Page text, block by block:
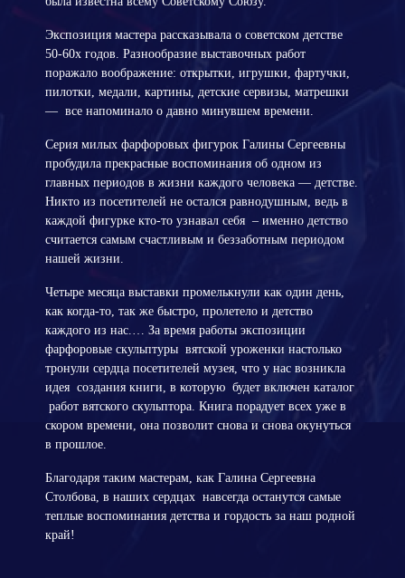
Экспозиция мастера рассказывала о советском детстве
50-60х годов. Разнообразие выставочных работ
поражало воображение: открытки, игрушки, фартучки,
пилотки, медали, картины, детские сервизы, матрешки
— все напоминало о давно минувшем времени.
Серия милых фарфоровых фигурок Галины Сергеевны
пробудила прекрасные воспоминания об одном из
главных периодов в жизни каждого человека — детстве.
Никто из посетителей не остался равнодушным, ведь в
каждой фигурке кто-то узнавал себя – именно детство
считается самым счастливым и беззаботным периодом
нашей жизни.
Четыре месяца выставки промелькнули как один день,
как когда-то, так же быстро, пролетело и детство
каждого из нас.… За время работы экспозиции
фарфоровые скульптуры вятской уроженки настолько
тронули сердца посетителей музея, что у нас возникла
идея создания книги, в которую будет включен каталог
работ вятского скульптора. Книга порадует всех уже в
скором времени, она позволит снова и снова окунуться
в прошлое.
Благодаря таким мастерам, как Галина Сергеевна
Столбова, в наших сердцах навсегда останутся самые
теплые воспоминания детства и гордость за наш родной
край!